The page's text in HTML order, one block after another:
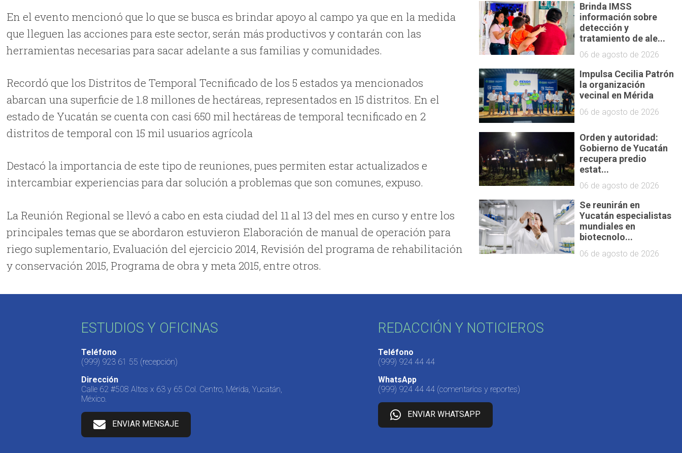
En el evento mencionó que lo que se busca es brindar apoyo al campo ya que en la medida
que lleguen las acciones para este sector, serán más productivos y contarán con las
herramientas necesarias para sacar adelante a sus familias y comunidades.
Recordó que los Distritos de Temporal Tecnificado de los 5 estados ya mencionados
abarcan una superficie de 1.8 millones de hectáreas, representados en 15 distritos. En el
estado de Yucatán se cuenta con casi 650 mil hectáreas de temporal tecnificado en 2
distritos de temporal con 15 mil usuarios agrícola
Destacó la importancia de este tipo de reuniones, pues permiten estar actualizados e
intercambiar experiencias para dar solución a problemas que son comunes, expuso.
La Reunión Regional se llevó a cabo en esta ciudad del 11 al 13 del mes en curso y entre los
principales temas que se abordaron estuvieron Elaboración de manual de operación para
riego suplementario, Evaluación del ejercicio 2014, Revisión del programa de rehabilitación
y conservación 2015, Programa de obra y meta 2015, entre otros.
Brinda IMSS
información sobre
detección y
tratamiento de ale...
06 de agosto de 2026
Impulsa Cecilia Patrón
la organización
vecinal en Mérida
06 de agosto de 2026
Orden y autoridad:
Gobierno de Yucatán
recupera predio
estat...
06 de agosto de 2026
Se reunirán en
Yucatán especialistas
mundiales en
biotecnolo...
06 de agosto de 2026
ESTUDIOS Y OFICINAS
Teléfono
(999) 923 61 55 (recepción)
Dirección
Calle 62 #508 Altos x 63 y 65 Col. Centro, Mérida, Yucatán,
México.
ENVIAR MENSAJE
REDACCIÓN Y NOTICIEROS
Teléfono
(999) 924 44 44
WhatsApp
(999) 924 44 44 (comentarios y reportes)
ENVIAR WHATSAPP